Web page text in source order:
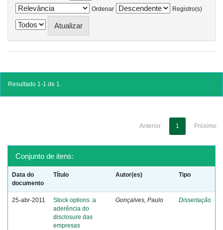
Ordenar
Registro(s)
Resultado 1-1 de 1.
Anterior 1 Próximo
Conjunto de itens:
Data do
documento
Título Autor(es) Tipo
25-abr-2011
Stock options :a
aderência do
disclosure das
empresas
Gonçalves, Paulo Dissertação